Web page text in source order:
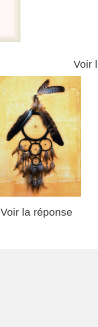
Voir
Voir la réponse